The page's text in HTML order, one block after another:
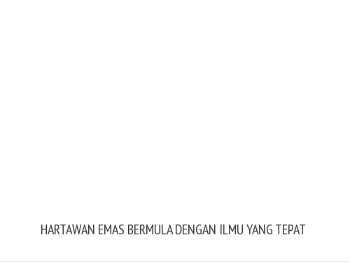
HARTAWAN EMAS BERMULA DENGAN ILMU YANG TEPAT